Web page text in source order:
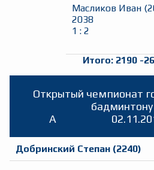
Масликов Иван (
2038
1 : 2
Итого: 2190 -26
Открытый чемпионат
бадминтону
A
Добринский Степан (2240)